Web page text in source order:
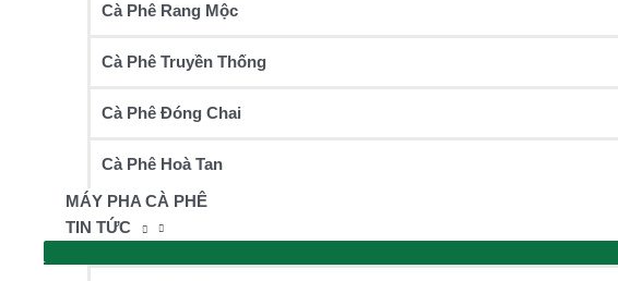
Cà Phê Rang Mộc
Cà Phê Truyền Thống
Cà Phê Đóng Chai
Cà Phê Hoà Tan
MÁY PHA CÀ PHÊ
TIN TỨC